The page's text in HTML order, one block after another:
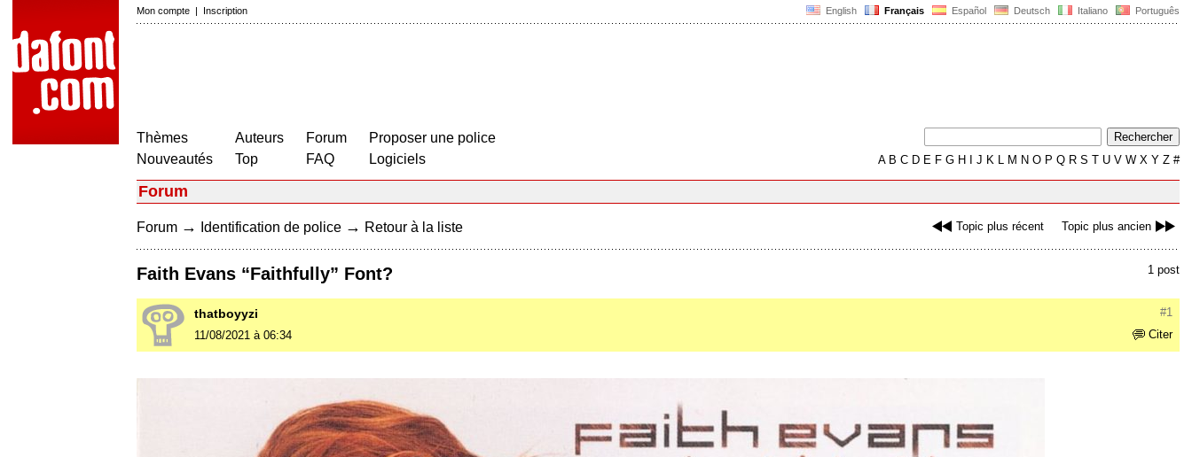
English Français Español Deutsch Italiano Português
Mon compte | Inscription
Thèmes
Nouveautés
Auteurs
Top
Forum
FAQ
Proposer une police
Logiciels
AB C D E F G H J K L M N O P Q R S T U V W X Y Z #
Forum
Topic plus récent Topic plus ancien
Forum → Identification de police → Retour à la liste
1 post
Faith Evans “Faithfully” Font?
#1
thatboyyzi
Citer
11/08/2021 à 06:34